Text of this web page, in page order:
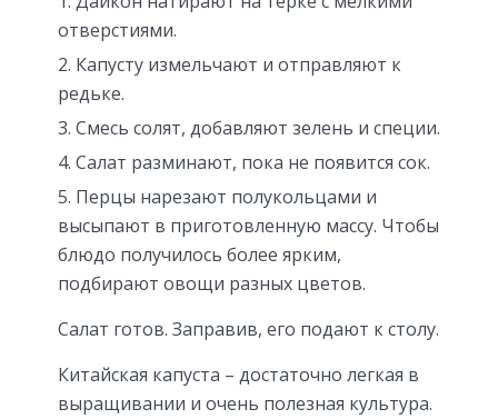
отверстиями.
Капусту измельчают и отправляют к
редьке.
Смесь солят, добавляют зелень и специи.
Салат разминают, пока не появится сок.
Перцы нарезают полукольцами и
высыпают в приготовленную массу. Чтобы
блюдо получилось более ярким,
подбирают овощи разных цветов.
Салат готов. Заправив, его подают к столу.
Китайская капуста – достаточно легкая в
выращивании и очень полезная культура.